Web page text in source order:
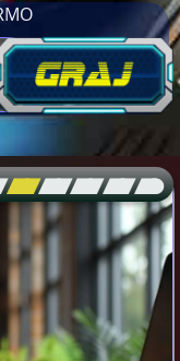
\\ \\ \\ \\ \]